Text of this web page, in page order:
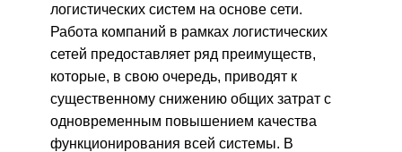
логистических систем на основе сети.
Работа компаний в рамках логистических
сетей предоставляет ряд преимуществ,
которые, в свою очередь, приводят к
существенному снижению общих затрат с
одновременным повышением качества
функционирования всей системы. В